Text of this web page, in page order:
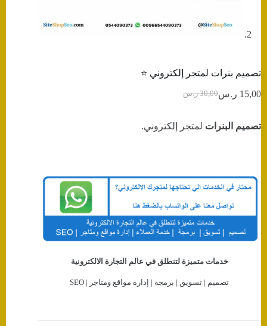
تصميم بنرات لمتجر إلكتروني ⭐️
30,00 ر.س السعر
هو:
30,00 ر.س.
15,00 ر.سالسعر
هو:
15,00 ر.س.
تصميم البنرات لمتجر إلكتروني.
خدمات متميزة لتنطلق في عالم التجارة الالكترونية
تصميم | تسويق | برمجة | إدارة مواقع ومتاجر | SEO